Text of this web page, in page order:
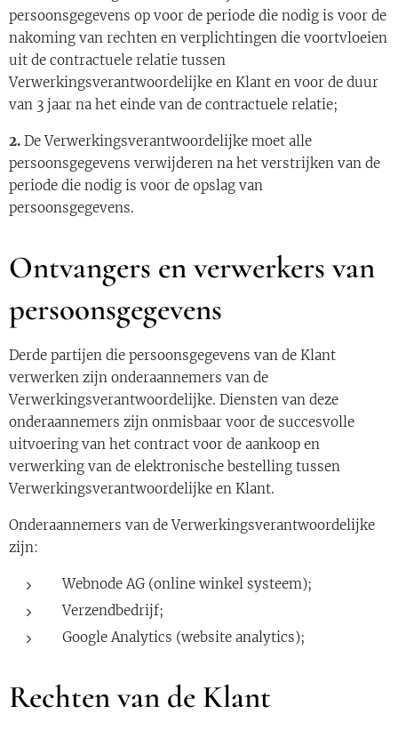
persoonsgegevens op voor de periode die nodig is voor de
nakoming van rechten en verplichtingen die voortvloeien
uit de contractuele relatie tussen
Verwerkingsverantwoordelijke en Klant en voor de duur
van 3 jaar na het einde van de contractuele relatie;
2. De Verwerkingsverantwoordelijke moet alle
persoonsgegevens verwijderen na het verstrijken van de
periode die nodig is voor de opslag van
persoonsgegevens.
Ontvangers en verwerkers van
persoonsgegevens
Derde partijen die persoonsgegevens van de Klant
verwerken zijn onderaannemers van de
Verwerkingsverantwoordelijke. Diensten van deze
onderaannemers zijn onmisbaar voor de succesvolle
uitvoering van het contract voor de aankoop en
verwerking van de elektronische bestelling tussen
Verwerkingsverantwoordelijke en Klant.
Onderaannemers van de Verwerkingsverantwoordelijke
zijn:
Webnode AG (online winkel systeem);
Verzendbedrijf;
Google Analytics (website analytics);
Rechten van de Klant